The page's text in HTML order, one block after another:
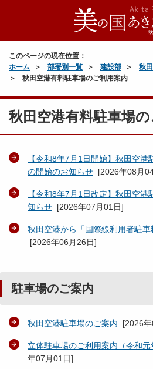
このページの現在位置：
ホーム
部署別一覧 建設部
秋
秋田空港有料駐車場のご利用案内
秋田空港有料駐車場
【令和8年7月1日開始】秋田空港
の開始のお知らせ [2026年08月
【令和8年7月1日改定】秋田空
知らせ [2026年07月01日]
秋田空港から「国際線利用者駐
[2026年06月26日]
駐車場のご案内
秋田空港駐車場のご案内 [2026
立体駐車場のご利用案内（令和元
年07月01日]